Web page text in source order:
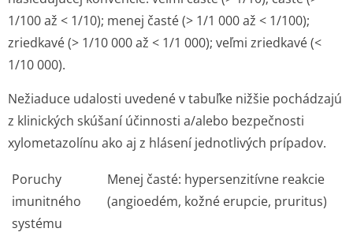
1/100 až < 1/10); menej časté (> 1/1 000 až < 1/100);
zriedkavé (> 1/10 000 až < 1/1 000); veľmi zriedkavé (<
1/10 000).
Nežiaduce udalosti uvedené v tabuľke nižšie pochádzajú
z klinických skúšaní účinnosti a/alebo bezpečnosti
xylometazolínu ako aj z hlásení jednotlivých prípadov.
Poruchy
imunitného
systému
Menej časté: hypersenzitívne reakcie
(angioedém, kožné erupcie, pruritus)